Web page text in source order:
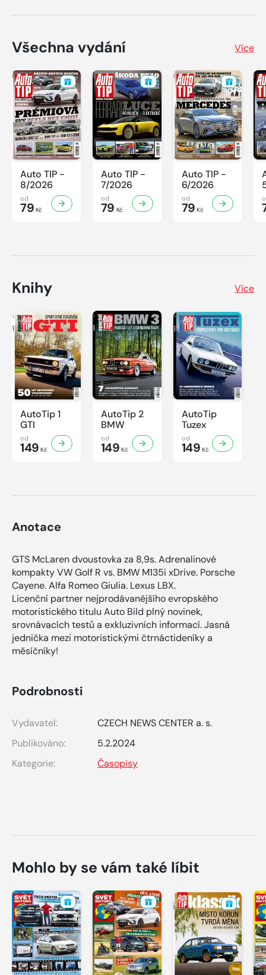
Všechna vydání Více
Auto TIP -
8/2026
od
79 Kč
Auto TIP -
7/2026
od
79 Kč
Auto TIP -
6/2026
od
79 Kč
Knihy Více
AutoTip 1
GTI
od
149 Kč
AutoTip 2
BMW
od
149 Kč
AutoTip
Tuzex
od
149 Kč
Anotace
GTS McLaren dvoustovka za 8,9s. Adrenalinové
kompakty VW Golf R vs. BMW M135i xDrive. Porsche
Cayene. Alfa Romeo Giulia. Lexus LBX.
Licenční partner nejprodávanějšího evropského
motoristického titulu Auto Bild plný novinek,
srovnávacích testů a exkluzivních informací. Jasná
jednička mezi motoristickými čtrnáctideníky a
měsíčníky!
Podrobnosti
Vydavatel:
CZECH NEWS CENTER a. s.
Publikováno:
5.2.2024
Kategorie:
Časopisy
Mohlo by se vám také líbit